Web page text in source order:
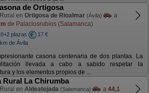
de Ortigosa
en Ortigosa de Rioalmar (Ávila)
a
de Palaciosrubios (Salamanca)
plazas
17 €
de Ávila
casona centenaria de dos plantas. La
llevada a cabo a sabido respetar la
y los elementos propios de ...
Rural La Chirumba
en Aldeatejada (Salamanca) a 44,1